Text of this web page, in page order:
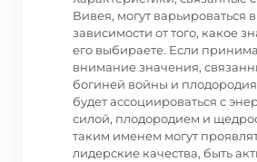
Вивея, могут варьироваться в
зависимости от того, какое
его выбираете. Если
внимание значения,
богиней войны и
будет ассоциироваться с
силой, плодородием и
таким именем могут
лидерские качества, быть